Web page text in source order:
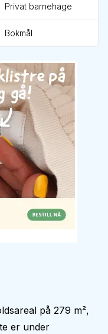
Privat barnehage
Bokmål
på 279 m²,
er under